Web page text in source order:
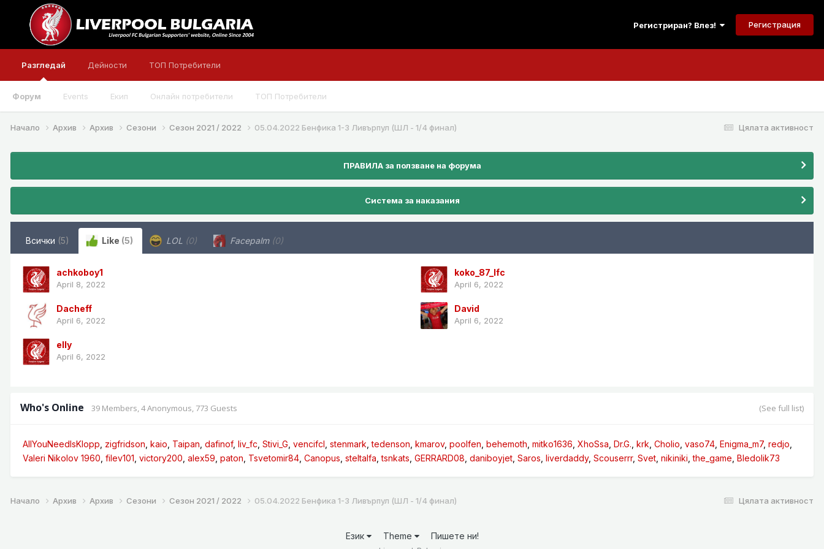
Регистриран? Влез! Регистрация
Разгледай
Форум Events Екип Онлайн потребители ТОП Потребители
Дейности ТОП Потребители
Цялата активност
Начало Архив Архив Сезони Сезон 2021 / 2022 05.04.2022 Бенфика 1-3 Ливърпул (ШЛ - 1/4 финал)
ПРАВИЛА за ползване на форума
Система за наказания
Всички (5) Like (5) LOL (0) Facepalm (0)
achkoboy1
April 8, 2022
koko_87_lfc
April 6, 2022
Dacheff
April 6, 2022
David
April 6, 2022
elly
April 6, 2022
Who's Online 39 Members, 4 Anonymous, 773 Guests (See full list)
AllYouNeedIsKlopp zigfridson kaio Taipan dafinof liv_fc Stivi_G vencifcl stenmark tedenson kmarov poolfen behemoth mitko1636 XhoSsa Dr.G. krk Cholio vaso74 Enigma_m7 redjo
Valeri Nikolov 1960 filev101 victory200 alex59 paton Tsvetomir84 Canopus steltalfa tsnkats GERRARD08 daniboyjet Saros liverdaddy Scouserrr Svet nikiniki the_game Bledolik73
Цялата активност
Начало Архив Архив Сезони Сезон 2021 / 2022 05.04.2022 Бенфика 1-3 Ливърпул (ШЛ - 1/4 финал)
Език Theme Пишете ни!